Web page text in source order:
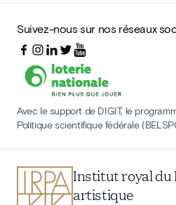
Suivez-nous sur nos réseaux
Avec le support de DIGIT, le
Politique scientifique fédérale
Institut royal du
artistique